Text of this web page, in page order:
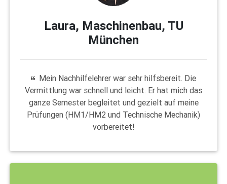
Laura, Maschinenbau, TU
München
Mein Nachhilfelehrer war sehr hilfsbereit. Die
Vermittlung war schnell und leicht. Er hat mich das
ganze Semester begleitet und gezielt auf meine
Prüfungen (HM1/HM2 und Technische Mechanik)
vorbereitet!